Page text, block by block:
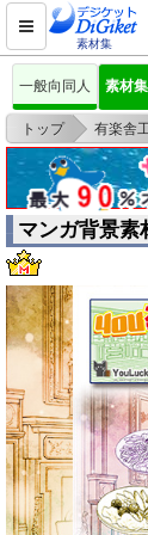
素材集
一般向同人 素材集
トップ > 有楽舎
マンガ背景素材集
マンガ背景素